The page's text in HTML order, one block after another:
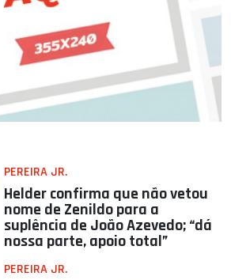
PEREIRA JR.
Helder confirma que não vetou
nome de Zenildo para a
suplência de João Azevedo; “dá
nossa parte, apoio total”
PEREIRA JR.